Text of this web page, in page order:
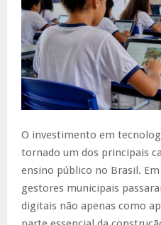
O investimento em
tornado um dos principais
ensino público no Brasil.
gestores municipais
digitais não apenas como